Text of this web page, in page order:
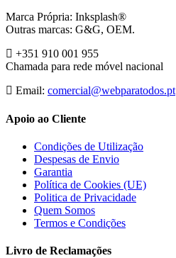
Marca Própria: Inksplash®
Outras marcas: G&G, OEM.
+351 910 001 955
Chamada para rede móvel nacional
Email: comercial@webparatodos.pt
Apoio ao Cliente
Condições de Utilização
Despesas de Envio
Garantia
Política de Cookies (UE)
Politica de Privacidade
Quem Somos
Termos e Condições
Livro de Reclamações